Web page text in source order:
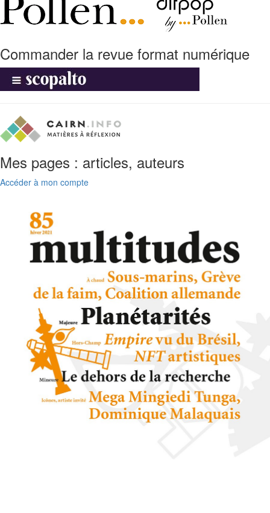
Commander la revue format numérique
Mes pages : articles, auteurs
Accéder à mon compte